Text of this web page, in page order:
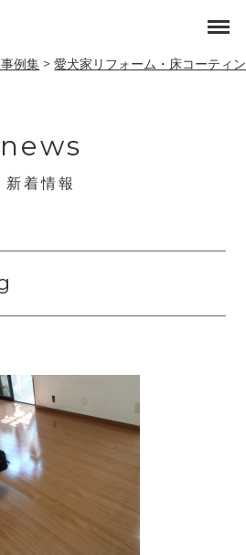
例集 >愛犬家リフォーム・床コーティ
news
新着情報